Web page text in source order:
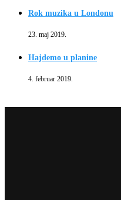
Rok muzika u Londonu
23. maj 2019.
Hajdemo u planine
4. februar 2019.